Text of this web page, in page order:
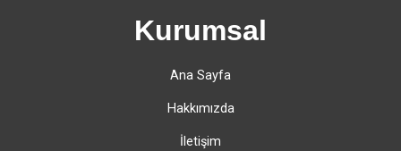
Kurumsal
Ana Sayfa
Hakkımızda
İletişim